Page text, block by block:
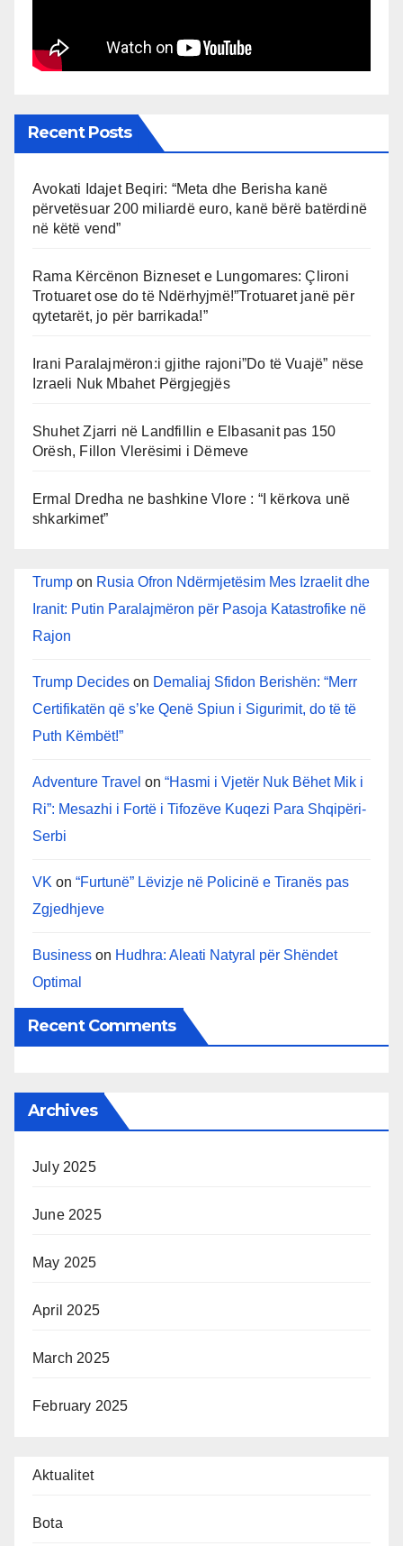
Recent Posts
Avokati Idajet Beqiri: “Meta dhe Berisha kanë
përvetësuar 200 miliardë euro, kanë bërë batërdinë
në këtë vend”
Rama Kërcënon Bizneset e Lungomares: Çlironi
Trotuaret ose do të Ndërhyjmë!”Trotuaret janë për
qytetarët, jo për barrikada!”
Irani Paralajmëron:i gjithe rajoni”Do të Vuajë” nëse
Izraeli Nuk Mbahet Përgjegjës
Shuhet Zjarri në Landfillin e Elbasanit pas 150
Orësh, Fillon Vlerësimi i Dëmeve
Ermal Dredha ne bashkine Vlore : “I kërkova unë
shkarkimet”
Trump on Rusia Ofron Ndërmjetësim Mes Izraelit dhe
Iranit: Putin Paralajmëron për Pasoja Katastrofike në
Rajon
Trump Decides on Demaliaj Sfidon Berishën: “Merr
Certifikatën që s’ke Qenë Spiun i Sigurimit, do të të
Puth Këmbët!”
Adventure Travel on “Hasmi i Vjetër Nuk Bëhet Mik i
Ri”: Mesazhi i Fortë i Tifozëve Kuqezi Para Shqipëri-
Serbi
VK on “Furtunë” Lëvizje në Policinë e Tiranës pas
Zgjedhjeve
Business on Hudhra: Aleati Natyral për Shëndet
Optimal
Recent Comments
Archives
July 2025
June 2025
May 2025
April 2025
March 2025
February 2025
Aktualitet
Bota